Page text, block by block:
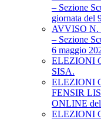
– Sezione
giornata del
AVVISO N.
– Sezione
6 maggio
ELEZIONI
SISA.
ELEZIONI
FENSIR
ONLINE
ELEZIONI